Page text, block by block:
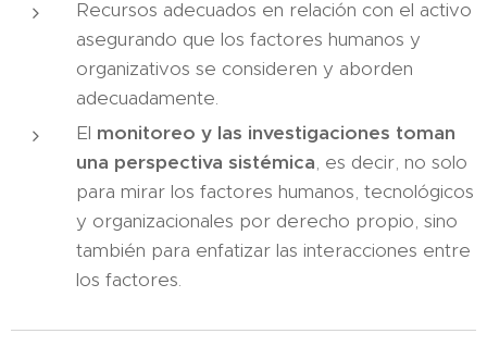
Recursos adecuados en relación con el activo
asegurando que los factores humanos y
organizativos se consideren y aborden
adecuadamente.
El monitoreo y las investigaciones toman
una perspectiva sistémica, es decir, no solo
para mirar los factores humanos, tecnológicos
y organizacionales por derecho propio, sino
también para enfatizar las interacciones entre
los factores.